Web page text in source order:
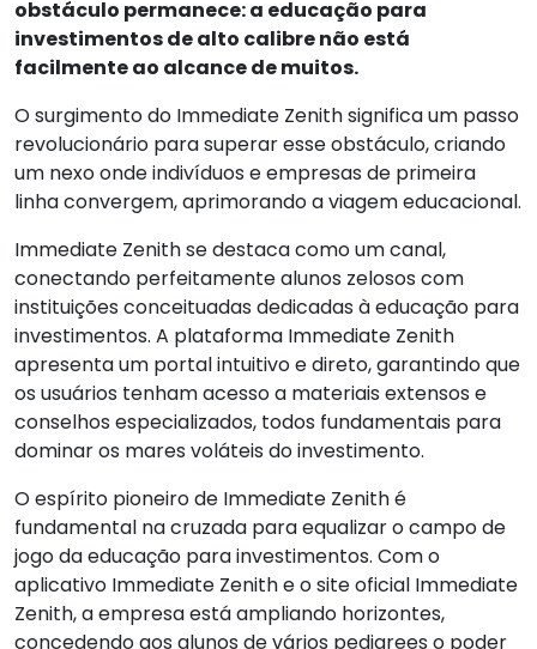
obstáculo permanece: a educação para
investimentos de alto calibre não está
facilmente ao alcance de muitos.
O surgimento do Immediate Zenith significa um passo
revolucionário para superar esse obstáculo, criando
um nexo onde indivíduos e empresas de primeira
linha convergem, aprimorando a viagem educacional.
Immediate Zenith se destaca como um canal,
conectando perfeitamente alunos zelosos com
instituições conceituadas dedicadas à educação para
investimentos. A plataforma Immediate Zenith
apresenta um portal intuitivo e direto, garantindo que
os usuários tenham acesso a materiais extensos e
conselhos especializados, todos fundamentais para
dominar os mares voláteis do investimento.
O espírito pioneiro de Immediate Zenith é
fundamental na cruzada para equalizar o campo de
jogo da educação para investimentos. Com o
aplicativo Immediate Zenith e o site oficial Immediate
Zenith, a empresa está ampliando horizontes,
concedendo aos alunos de vários pedigrees o poder